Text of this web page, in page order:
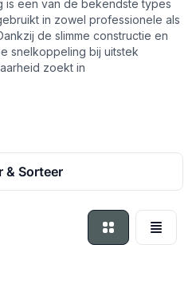
is een van de bekendste types
in zowel professionele als
de slimme constructie en
snelkoppeling bij uitstek
zoekt in
& Sorteer
Foto-tabelLijst